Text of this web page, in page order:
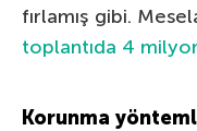
fırlamış gibi.
toplantıda 4
Korunma